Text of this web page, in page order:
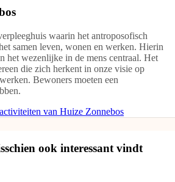
waarin het antroposofisch
samen leven, wonen en werken. Hierin
het wezenlijke in de mens centraal. Het
die zich herkent in onze visie op
Bewoners moeten een
van Huize Zonnebos
ook interessant vindt